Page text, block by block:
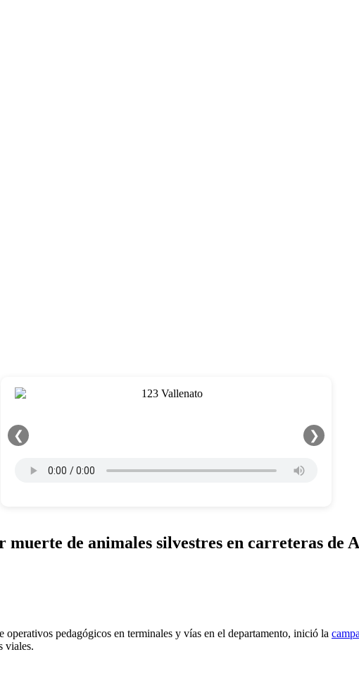
❮ ❯
de animales silvestres en carreteras de
pedagógicos en terminales y vías en el departamento, inició la
viales.